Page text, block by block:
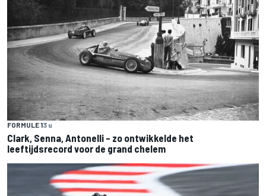
FORMULE 13 u
Clark, Senna, Antonelli – zo ontwikkelde het
leeftijdsrecord voor de grand chelem